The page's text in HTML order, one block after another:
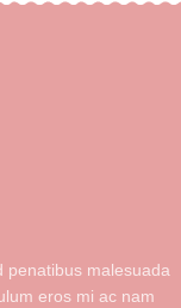
penatibus malesuada
eros mi ac nam